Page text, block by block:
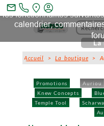
Promotions Auriou
Knew Concepts
Temple Tool
La
Accueil >La boutique >
mail_outline
Ce site et des sites tiers
les fonctionnalités
calendrier,